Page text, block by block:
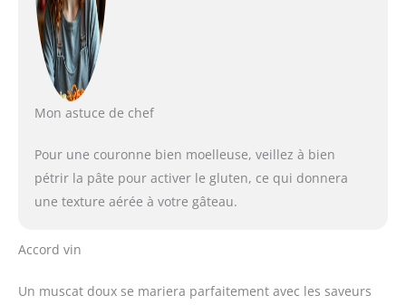
Mon astuce de chef
Pour une couronne bien moelleuse, veillez à bien
pétrir la pâte pour activer le gluten, ce qui donnera
une texture aérée à votre gâteau.
Accord vin
Un muscat doux se mariera parfaitement avec les saveurs